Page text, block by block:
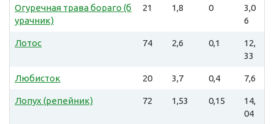
Огуречная трава бораго (б
урачник)
21 1,8 0
3,0
6
Лотос 74 2,6 0,1
12,
33
Любисток 20 3,7 0,4 7,6
Лопух (репейник) 72 1,53 0,15
14,
04